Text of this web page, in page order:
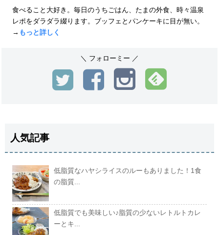
食べること大好き。毎日のうちごはん、たまの外食、時々温泉
レポをダラダラ綴ります。ブッフェとパンケーキに目が無い。
→ もっと詳しく
＼ フォローミー ／
人気記事
低脂質なハヤシライスのルーもありました！1食
の脂質...
低脂質でも美味しい♪脂質の少ないレトルトカレ
ーとキ...